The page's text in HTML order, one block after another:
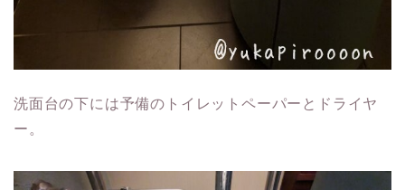
洗面台の下には予備のトイレットペーパーとドライヤ
ー。